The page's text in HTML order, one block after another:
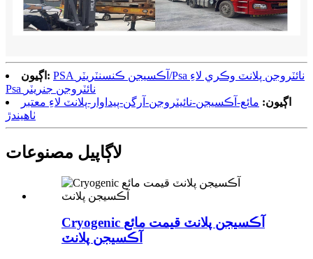
اڳيون: PSA آڪسيجن ڪنسنٽريٽر/Psa نائٽروجن پلانٽ وڪري لاءِ
Psa نائٽروجن جنريٽر
اڳيون: مائع-آڪسيجن-نائيٽروجن-آرگن-پيداوار-پلانٽ لاءِ معتبر
ٺاهيندڙ
لاڳاپيل مصنوعات
Cryogenic آڪسيجن پلانٽ قيمت مائع
آڪسيجن پلانٽ